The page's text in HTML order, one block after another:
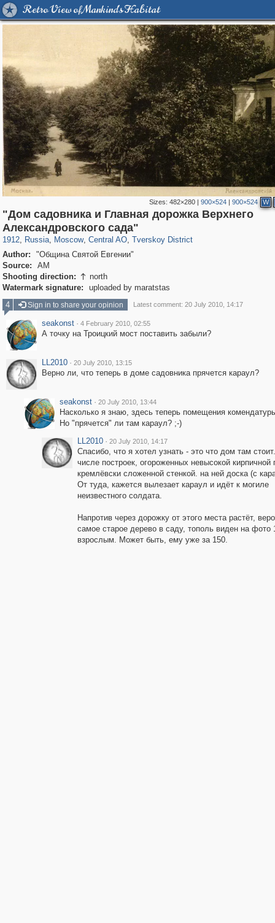
Retro View of Mankind's Habitat
Sizes:482×280 |900×524 |900×524 W
"Дом садовника и Главная дорожка Верхнего
Александровского сада"
1912, Russia
1,406,294 29,243
, Moscow
319,780 8,286
, Central AO
159,978 5,916
, Tverskoy District
53,034
Author:
"Община Святой Евгении"
Source:
АМ
Shooting direction:  north
Watermark signature:
uploaded by maratstas
4
Sign in to share your opinion Latest comment: 20 July 2010, 14:17
seakonst · 4 February 2010, 02:55
А точку на Троицкий мост поставить забыли?
LL2010 · 20 July 2010, 13:15
Верно ли, что теперь в доме садовника прячется караул?
seakonst · 20 July 2010, 13:44
Насколько я знаю, здесь теперь помещения
Но "прячется" ли там караул? ;-)
LL2010 · 20 July 2010, 14:17
Спасибо, что я хотел узнать - это что дом там
числе построек, огороженных невысокой кирпичной
кремлёвски сложенной стенкой. на ней доска (с
От туда, кажется вылезает караул и идёт к могиле
неизвестного солдата.
Напротив через дорожку от этого места растёт,
самое старое дерево в саду, тополь виден на фото
взрослым. Может быть, ему уже за 150.